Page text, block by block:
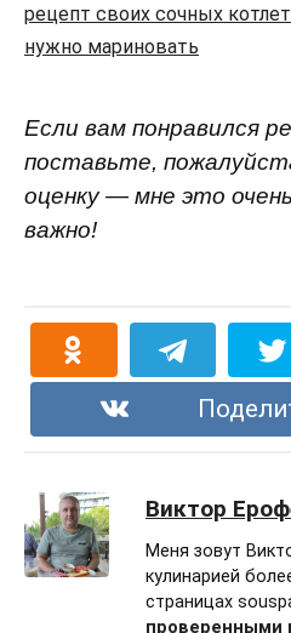
рецепт своих сочных
нужно мариновать
Если вам понравился
поставьте,
оценку — мне это очень
важно!
Виктор
Меня зовут
кулинарией
страницах
проверенными